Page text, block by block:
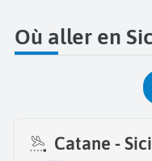
Où aller en
Catane -